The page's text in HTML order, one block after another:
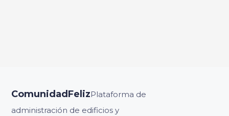
ComunidadFelizPlataforma de
administración de edificios y